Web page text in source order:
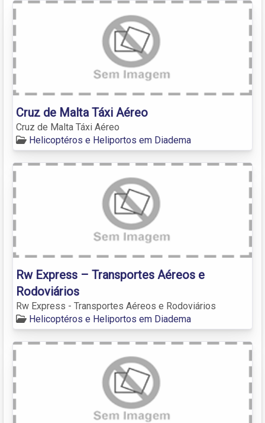
Cruz de Malta Táxi Aéreo
Cruz de Malta Táxi Aéreo
Helicoptéros e Heliportos em Diadema
Rw Express – Transportes Aéreos e
Rodoviários
Rw Express - Transportes Aéreos e Rodoviários
Helicoptéros e Heliportos em Diadema